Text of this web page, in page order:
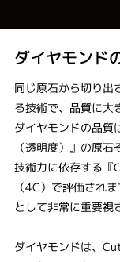
ダイヤモンド
同じ原石から切り出
る技術で、品質に大
ダイヤモンドの品
（透明度）』の原
技術力に依存する『
（4C）で評価され
として非常に重要視
ダイヤモンドは、